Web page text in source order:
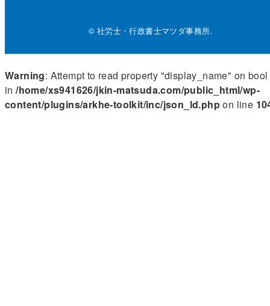
© 社労士・行政書士マツダ事務所.
Warning: Attempt to read property "display_name" on bool
in/home/xs941626/jkin-matsuda.com/public_html/wp-
content/plugins/arkhe-toolkit/inc/json_ld.phpon line